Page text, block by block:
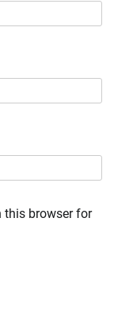
this browser for